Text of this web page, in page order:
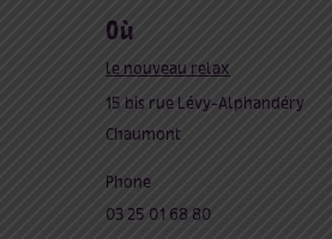
où
le nouveau relax
15 bis rue Lévy-Alphandéry
Chaumont
Phone
03 25 01 68 80